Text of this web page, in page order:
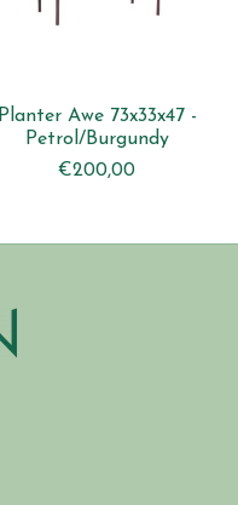
Planter Awe 73x33x47 -
Petrol/Burgundy
€200,00